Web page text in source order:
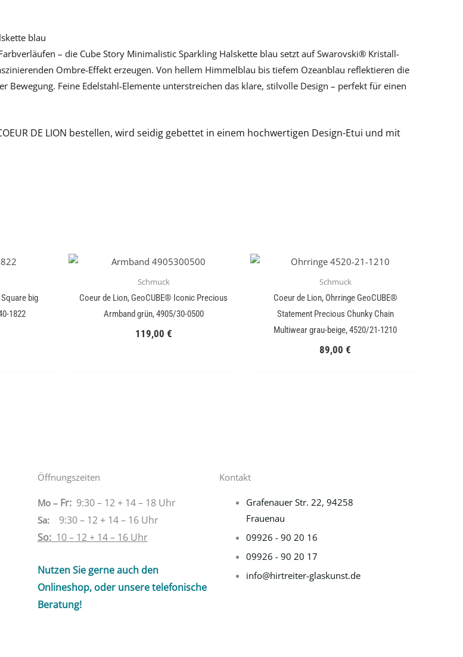
blau
– die Cube Story Minimalistic Sparkling Halskette blau setzt auf Swarovski® Kristall-
Ombre-Effekt erzeugen. Von hellem Himmelblau bis tiefem Ozeanblau reflektieren die
Bewegung. Feine Edelstahl-Elemente unterstreichen das klare, stilvolle Design – perfekt für einen
DE LION bestellen, wird seidig gebettet in einem hochwertigen Design-Etui und mit
big
1822
Schmuck
Coeur de Lion, GeoCUBE® Iconic Precious
Armband grün, 4905/30-0500
119,00 €
Schmuck
Coeur de Lion, Ohrringe GeoCUBE®
Statement Precious Chunky Chain
Multiwear grau-beige, 4520/21-1210
89,00 €
Öffnungszeiten
Mo – Fr: 9:30 – 12 + 14 – 18 Uhr
Sa: 9:30 – 12 + 14 – 16 Uhr
So: 10 – 12 + 14 – 16 Uhr
Nutzen Sie gerne auch den
Onlineshop, oder unsere telefonische
Beratung!
Kontakt
Grafenauer Str. 22, 94258
Frauenau
09926 - 90 20 16
09926 - 90 20 17
info@hirtreiter-glaskunst.de